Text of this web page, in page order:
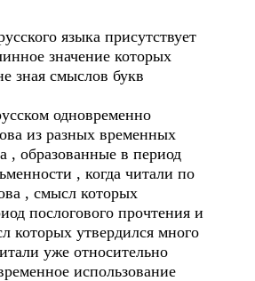
языка присутствует
значение которых
зная смыслов букв
одновременно
из разных временных
, образованные в период
, когда читали по
, смысл которых
послогового прочтения и
которых утвердился много
уже относительно
использование